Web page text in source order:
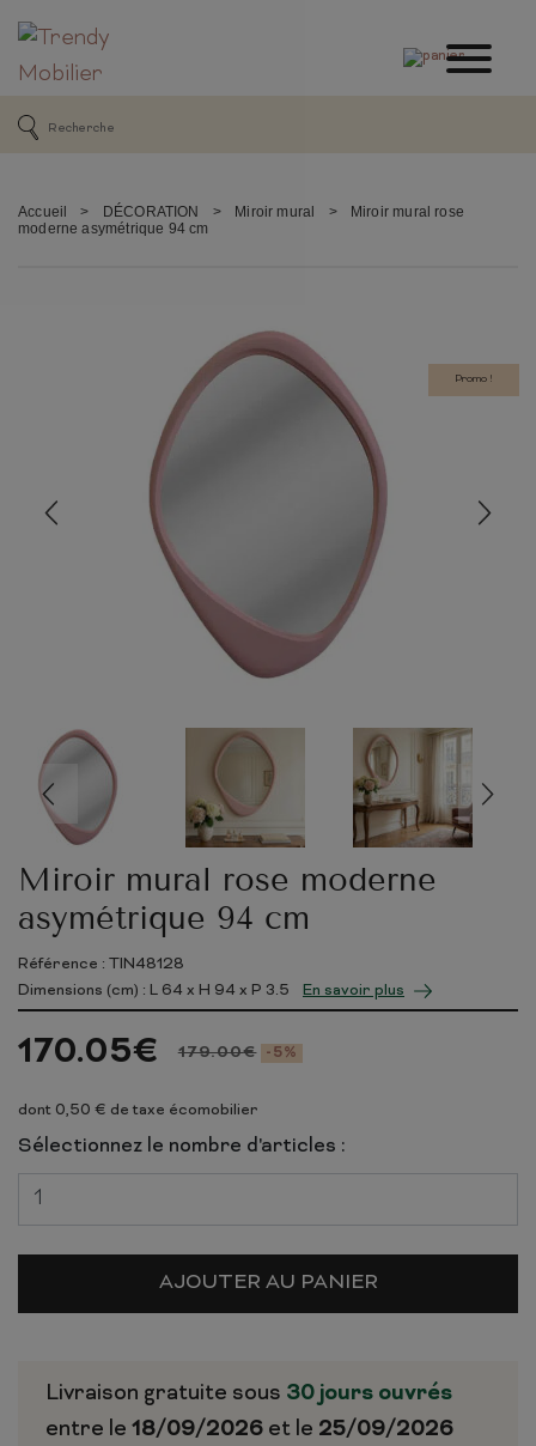
Accueil > DÉCORATION > Miroir mural >
Miroir mural rose
moderne asymétrique 94 cm
Promo !
Miroir mural rose moderne
asymétrique 94 cm
Référence : TIN48128
Dimensions (cm) : L 64 x H 94 x P 3.5 En savoir plus
179.00€ -5%
170.05€
dont 0,50 € de taxe écomobilier
Sélectionnez le nombre d'articles :
AJOUTER AU PANIER
Livraison gratuite sous 30 jours ouvrés
entre le 18/09/2026 et le 25/09/2026